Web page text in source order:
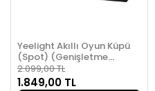
Yeelight Akıllı Oyun Küpü
(Spot) (Genişletme
Paketi)
2.099,00 TL
1.849,00 TL